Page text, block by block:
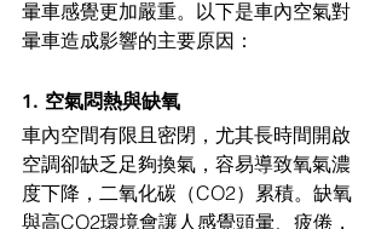
暈車感覺更加嚴重。以下是車內空氣對
暈車造成影響的主要原因：
1. 空氣悶熱與缺氧
車內空間有限且密閉，尤其長時間開啟
空調卻缺乏足夠換氣，容易導致氧氣濃
度下降，二氧化碳（CO2）累積。缺氧
與高CO2環境會讓人感覺頭暈、疲倦，